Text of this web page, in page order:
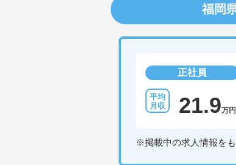
福岡
正社員
21.9万円
※掲載中の求人情報を